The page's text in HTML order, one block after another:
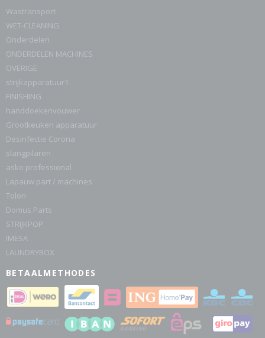
Wastransport
WET-CLEANING
Onderdelen
ONDERDELEN MACHINES
OVERIGE
strijkapparatuur1
FINISHING
handdoekenvouwer
Grootkeuken apparatuur
Desinfectie Corona
slangpilaren
asko professional
Lapauw part / machines
Tolon
Domus Parts
STRIJKPOP
IMESA
LAUNDRYBOX
BETAALMETHODES